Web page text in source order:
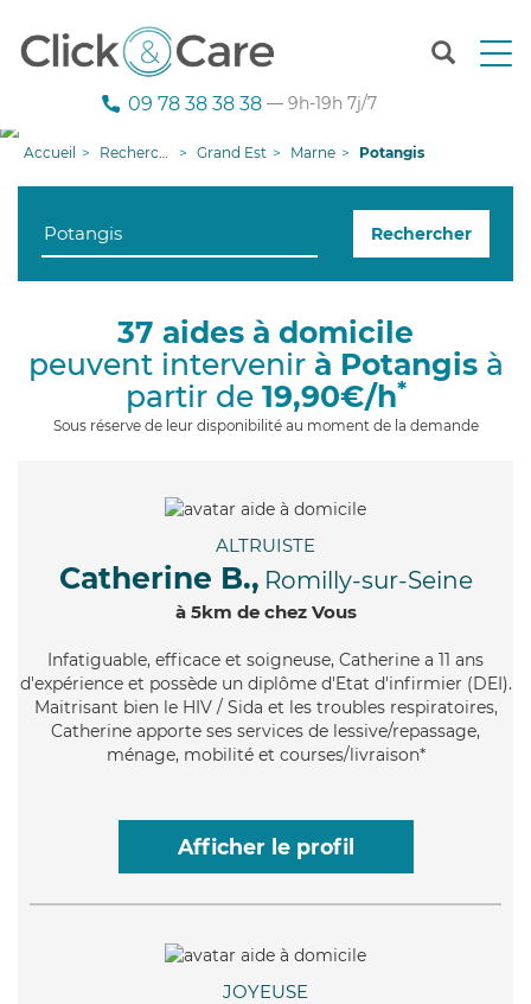
T
n
g
i
09 78 38 38 38 — 9h-19h 7j/7
Accueil Recherche aide à domicile Grand Est Marne Potangis
Rechercher
37 aides à domicile
peuvent intervenir à Potangisà
partir de 19,90€/h*
Sous réserve de leur disponibilité au moment de la demande
ALTRUISTE
Catherine B., Romilly-sur-Seine
à 5km de chez Vous
Infatiguable, efficace et soigneuse, Catherine a 11 ans
d'expérience et possède un diplôme d'Etat d'infirmier (DEI).
Maitrisant bien le HIV / Sida et les troubles respiratoires,
Catherine apporte ses services de lessive/repassage,
ménage, mobilité et courses/livraison*
Afficher le profil
JOYEUSE